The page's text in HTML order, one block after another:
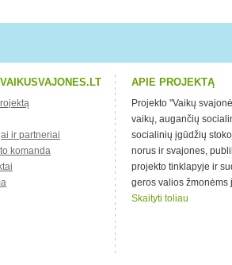
ir partneriai
komanda
APIE PROJEKTĄ
Projekto "Vaikų
vaikų, augančių
socialinių įgūdžių
norus ir svajones,
projekto tinklapyje ir
geros valios žmonėms
Skaityti toliau